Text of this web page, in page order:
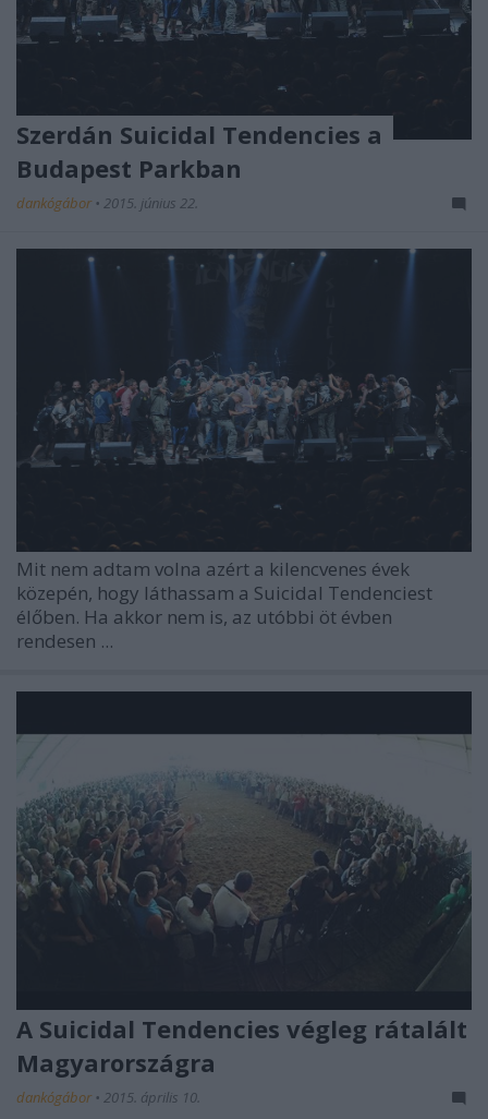
Szerdán Suicidal Tendencies a
Budapest Parkban
dankógábor • 2015. június 22.
Mit nem adtam volna azért a kilencvenes évek
közepén, hogy láthassam a Suicidal Tendenciest
élőben. Ha akkor nem is, az utóbbi öt évben
rendesen ...
A Suicidal Tendencies végleg rátalált
Magyarországra
dankógábor • 2015. április 10.